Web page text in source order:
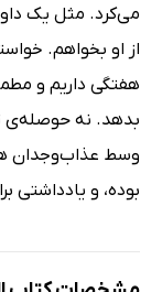
می‌کرد. مثل یک
از او بخواهم.
هفتگی داریم و
بدهد. نه حوصله‌ی
وسط عذاب‌وجدان
بوده، و یادداشتی